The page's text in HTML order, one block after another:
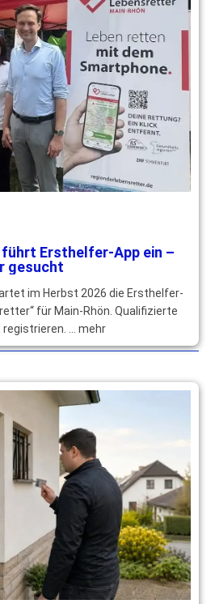
führt Ersthelfer-App ein –
gesucht
im Herbst 2026 die Ersthelfer-
für Main-Rhön. Qualifizierte
… mehr